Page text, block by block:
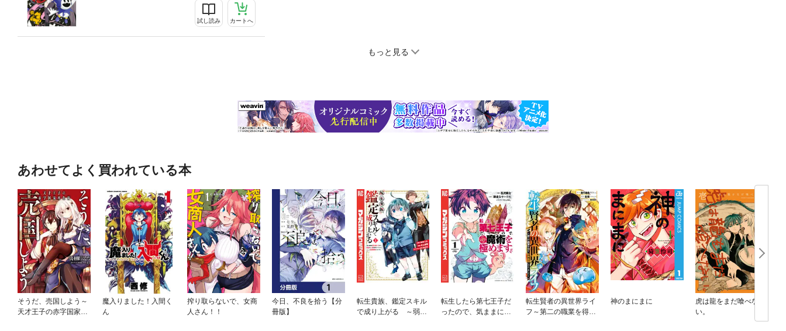
試し読み カートへ
もっと見る
あわせてよく買われている本
そうだ、売国しよう～
天才王子の赤字国家再
魔入りました！入間く
ん
搾り取らないで、女商
人さん！！
今日、不良を拾う【分
冊版】
転生貴族、鑑定スキル
で成り上がる ～弱小
転生したら第七王子だ
ったので、気ままに魔
転生賢者の異世界ライ
フ～第二の職業を得
神のまにまに
虎は龍をまだ喰べな
い。